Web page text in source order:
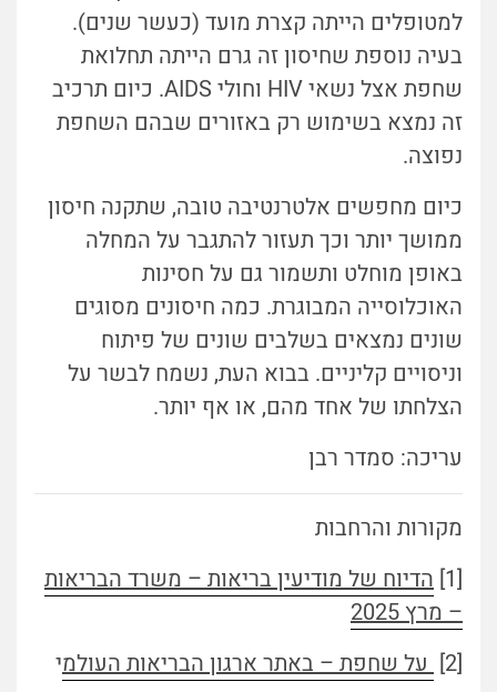
למטופלים הייתה קצרת מועד (כעשר שנים).
בעיה נוספת שחיסון זה גרם הייתה תחלואת
שחפת אצל נשאי HIV וחולי AIDS. כיום תרכיב
זה נמצא בשימוש רק באזורים שבהם השחפת
נפוצה.
כיום מחפשים אלטרנטיבה טובה, שתקנה חיסון
ממושך יותר וכך תעזור להתגבר על המחלה
באופן מוחלט ותשמור גם על חסינות
האוכלוסייה המבוגרת. כמה חיסונים מסוגים
שונים נמצאים בשלבים שונים של פיתוח
וניסויים קליניים. בבוא העת, נשמח לבשר על
הצלחתו של אחד מהם, או אף יותר.
עריכה: סמדר רבן
מקורות והרחבות
[1]
הדיוח של מודיעין בריאות – משרד הבריאות
– מרץ 2025
[2]
על שחפת – באתר ארגון הבריאות העולמי